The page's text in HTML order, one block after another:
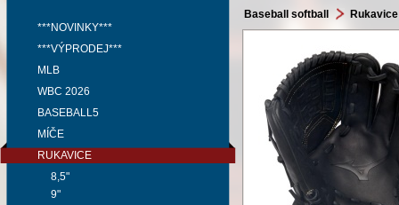
***NOVINKY***
***VÝPRODEJ***
MLB
WBC 2026
BASEBALL5
MÍČE
RUKAVICE
8,5"
9"
Baseball softball Rukavice